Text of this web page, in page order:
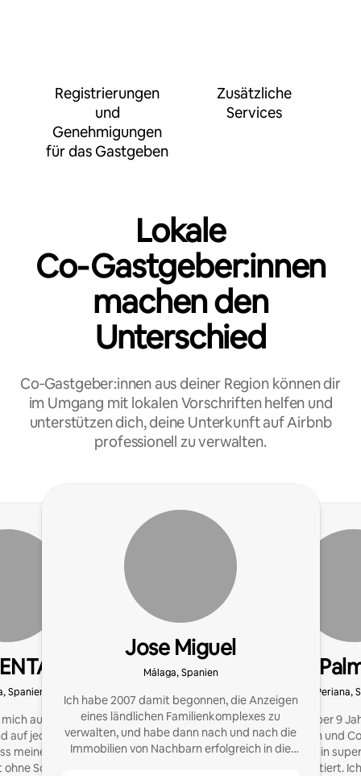
Registrierungen
und
Genehmigungen
für das Gastgeben
Zusätzliche
Services
Lokale
Co‑Gastgeber:innen
machen den
Unterschied
Co‑Gastgeber:innen aus deiner Region können dir
im Umgang mit lokalen Vorschriften helfen und
unterstützen dich, deine Unterkunft auf Airbnb
professionell zu verwalten.
Spanien
auf eine enge
auf jedes Detail, um
meine Gäste einen
Sorgen genießen.
Jose Miguel
Málaga, Spanien
Ich habe 2007 damit begonnen, die Anzeigen
eines ländlichen Familienkomplexes zu
verwalten, und habe dann nach und nach die
Immobilien von Nachbarn erfolgreich in die
Periana,
Ich habe über 9
Gastgeber:in und
Airbnb. Ich bin
detailorientiert.